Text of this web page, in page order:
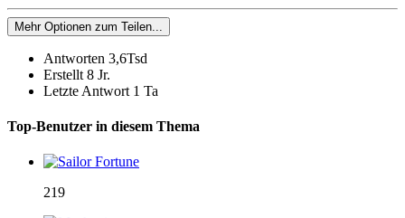
Mehr Optionen zum Teilen...
Antworten 3,6Tsd
Erstellt 8 Jr.
Letzte Antwort 1 Ta
Top-Benutzer in diesem Thema
219